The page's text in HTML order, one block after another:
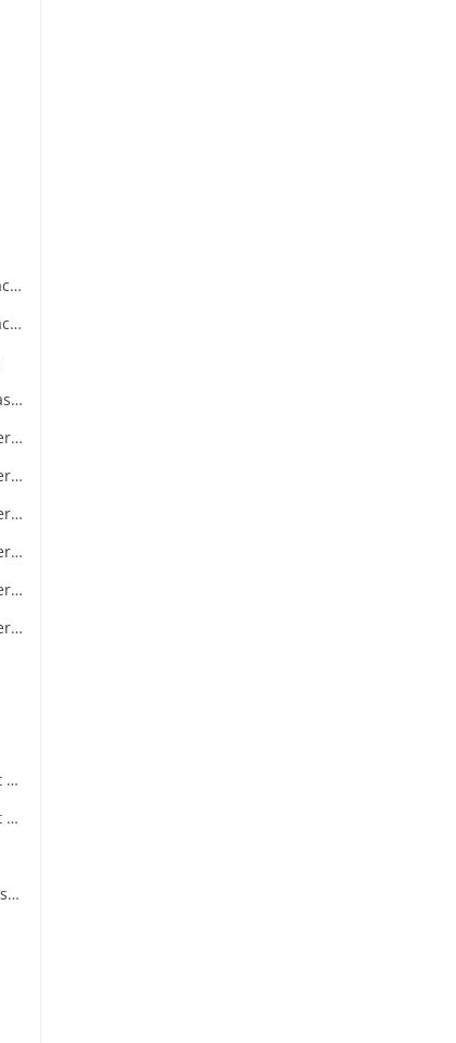
Colmar : plan de la section cadastrale n° 285 quartier Lacarre
Colmar : plan de la section cadastrale n° 285 quartier Lacarre
Colmar : plan de la ville tiré de la cosmographie de Sébastien Münster (1550)
Colmar : plan de l'ancienne commanderie des Hospitaliers à Colmar vers 1796
Colmar : plan de l'ancienne commanderie des Hospitaliers à Colmar vers 1797
Colmar : plan de l'ancienne commanderie des Hospitaliers à Colmar vers 1798
Colmar : plan de l'ancienne commanderie des Hospitaliers à Colmar vers 1799
Colmar : plan de l'ancienne commanderie des Hospitaliers à Colmar vers 1800
Colmar : plan de l'ancienne commanderie des Hospitaliers à Colmar vers 1801
Colmar, église Saint-Martin : photographie représentant un vitrail
Colmar, église Saint-Martin : photographie représentant un vitrail
Colmar, église Saint-Martin : tableau de la Vierge au Buisson de Roses